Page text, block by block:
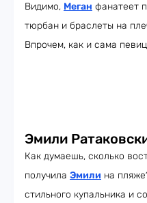
Видимо, Меган фанатеет
тюрбан и браслеты на
Впрочем, как и сама
Эмили
Как думаешь, сколько
получила Эмили на
стильного купальника и